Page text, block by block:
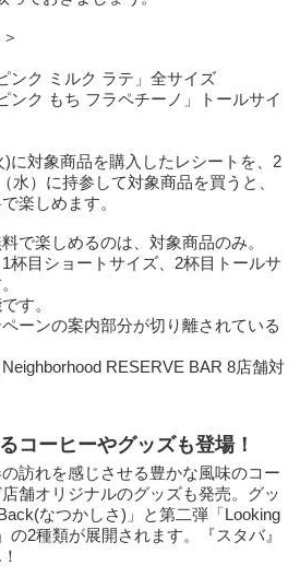
ンク ミルク ラテ」全サイズ
ンク もち フラペチーノ」トールサイ
)に対象商品を購入したレシートを、2
水）に持参して対象商品を買うと、
楽しめます。
で楽しめるのは、対象商品のみ。
杯目ショートサイズ、2杯目トールサ
す。
ーンの案内部分が切り離されている
RESERVE BAR 8店舗対
コーヒーやグッズも登場！
訪れを感じさせる豊かな風味のコー
舗オリジナルのグッズも発売。グッ
なつかしさ)」と第二弾「Looking
の2種類が展開されます。『スタバ』